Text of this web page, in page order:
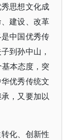
思想文化成
建设、改革
中国优秀传
到孙中山，
本态度，突
优秀传统文
，又要加以
化、创新性